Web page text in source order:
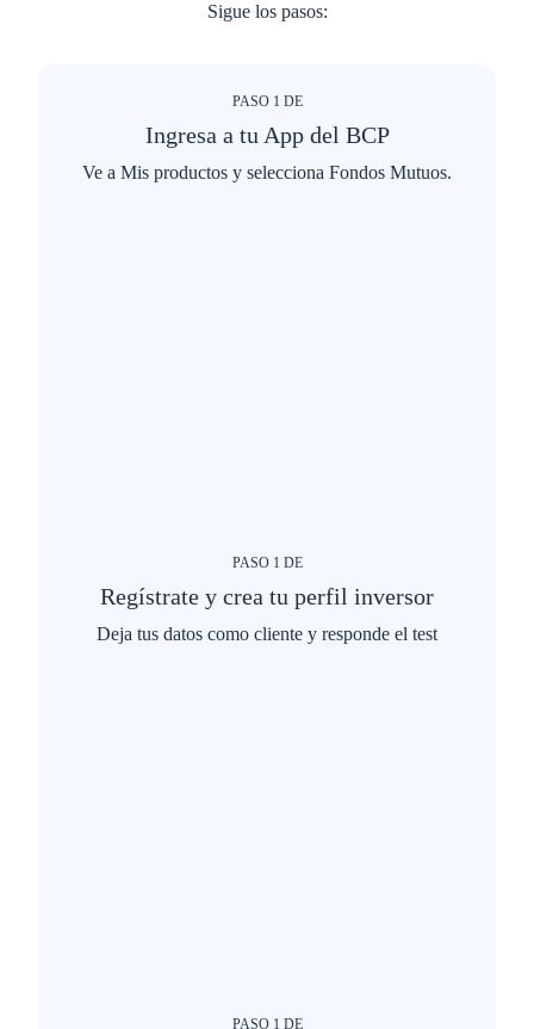
Sigue los pasos:
PASO 1 DE
Ingresa a tu App del BCP
Ve a Mis productos y selecciona Fondos Mutuos.
PASO 1 DE
Regístrate y crea tu perfil inversor
Deja tus datos como cliente y responde el test
PASO 1 DE